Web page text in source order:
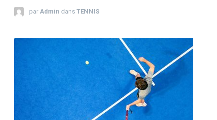
par Admin dans TENNIS